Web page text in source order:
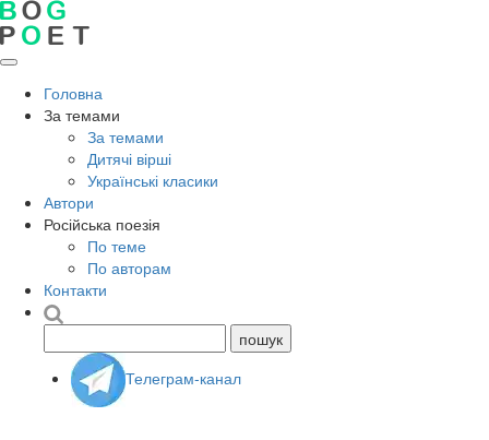
Головна
За темами
За темами
Дитячі вірші
Українські класики
Автори
Російська поезія
По теме
По авторам
Контакти
Телеграм-канал